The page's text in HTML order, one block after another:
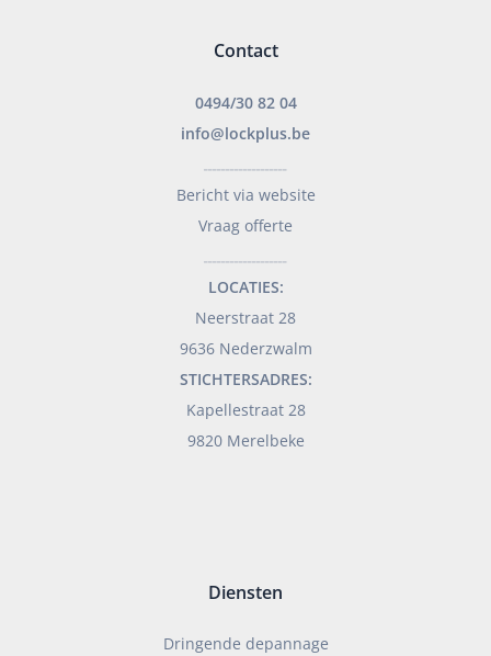
Contact
0494/30 82 04
info@lockplus.be
Bericht via website
Vraag offerte
LOCATIES:
Neerstraat 28
9636 Nederzwalm
STICHTERSADRES:
Kapellestraat 28
9820 Merelbeke
Diensten
Dringende depannage